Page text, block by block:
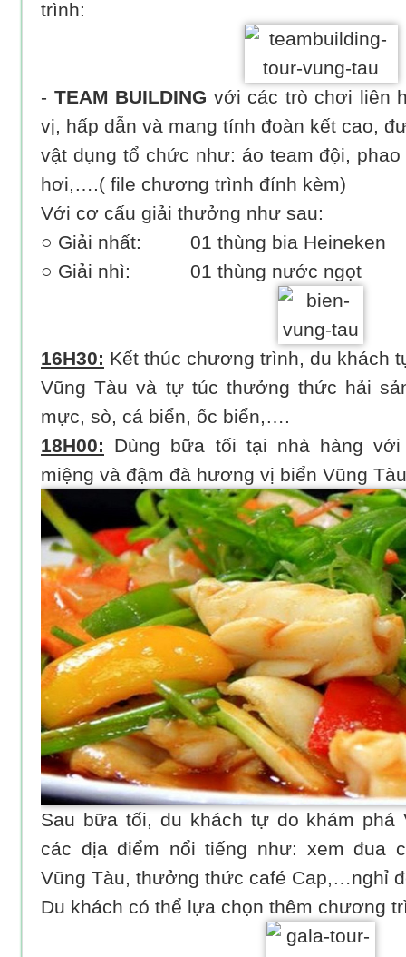
trình:​
- TEAM BUILDING với các trò chơi liên
vị, hấp dẫn và mang tính đoàn kết cao,
vật dụng tổ chức như: áo team đội,
hơi,….( file chương trình đính kèm)
Với cơ cấu giải thưởng như sau:
○ Giải nhất: 01 thùng bia Heineken
○ Giải nhì: 01 thùng nước ngọt
16H30: Kết thúc chương trình, du khách
Vũng Tàu và tự túc thưởng thức hải
mực, sò, cá biển, ốc biển,….
18H00: Dùng bữa tối tại nhà hàng
miệng và đậm đà hương vị biển Vũng
Sau bữa tối, du khách tự do khám phá
các địa điểm nổi tiếng như: xem đua
Vũng Tàu, thưởng thức café Cap,…nghỉ
Du khách có thể lựa chọn thêm chương